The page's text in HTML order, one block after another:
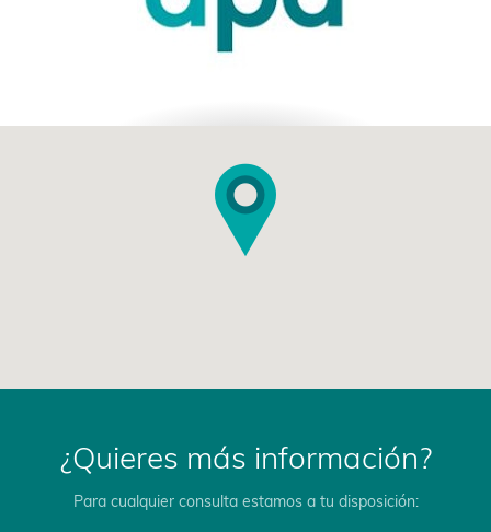
¿Quieres más información?
Para cualquier consulta estamos a tu disposición: